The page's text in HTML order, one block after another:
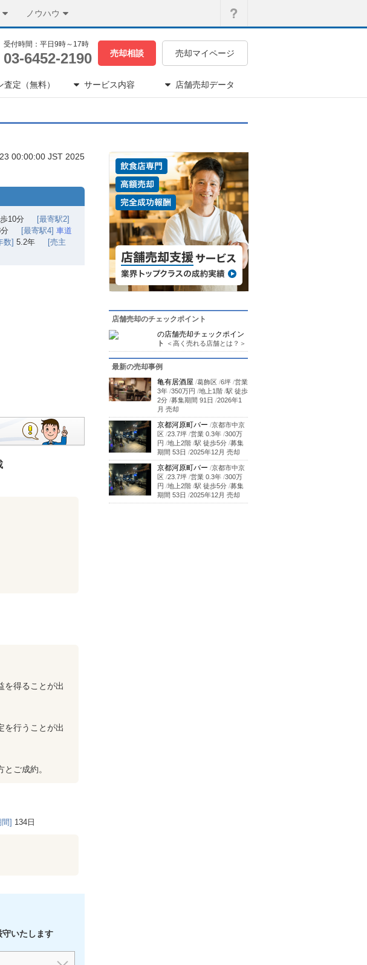
ノウハウ
受付時間：平日9時～17時
03-6452-2190 売却相談 売却マイページ
査定（無料） サービス内容 店舗売却データ
00:00:00 JST 2025
10分
[最寄駅2]
[最寄駅4] 車道
数] 5.2年
[売主
を得ることが出
を行うことが出
ご成約。
] 134日
守いたします
店舗売却のチェックポイント
の店舗売却チェックポイン
ト
＜高く売れる店舗とは？＞
最新の売却事例
亀有居酒屋 /葛飾区 /6坪 /営業
3年 /350万円 /地上1階 /駅 徒歩
2分 /募集期間 91日 /2026年1
月 売却
京都河原町バー /京都市中京
区 /23.7坪 /営業 0.3年 /300万
円 /地上2階 /駅 徒歩5分 /募集
期間 53日 /2025年12月 売却
京都河原町バー /京都市中京
区 /23.7坪 /営業 0.3年 /300万
円 /地上2階 /駅 徒歩5分 /募集
期間 53日 /2025年12月 売却